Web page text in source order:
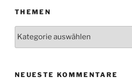
THEMEN
Themen
NEUESTE KOMMENTARE